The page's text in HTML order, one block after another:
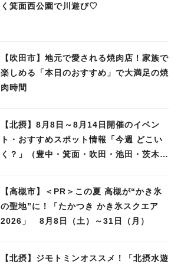
く箕面西公園で川遊び♡
【吹田市】地元で愛される焼肉店！家族で
楽しめる「本日のおすすめ」で大満足の焼
肉時間
【北摂】8月8日～8月14日開催のイベン
ト・おすすめスポット情報「今週 どこい
く？」（豊中・箕面・吹田・池田・茨木・
【高槻市】＜PR＞この夏 高槻が“かき氷
の聖地”に！「たかつき かき氷スクエア
2026」 8月8日（土）～31日（月）
【北摂】ジモトミンオススメ！「北摂水遊